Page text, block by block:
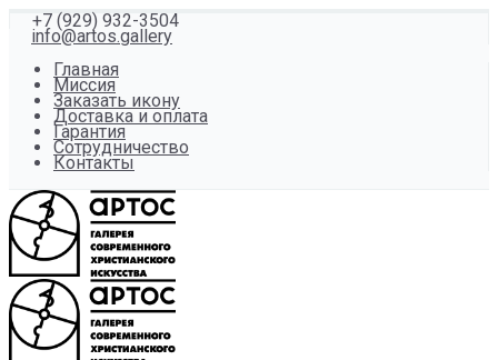
+7 (929) 932-3504
info@artos.gallery
Главная
Миссия
Заказать икону
Доставка и оплата
Гарантия
Сотрудничество
Контакты